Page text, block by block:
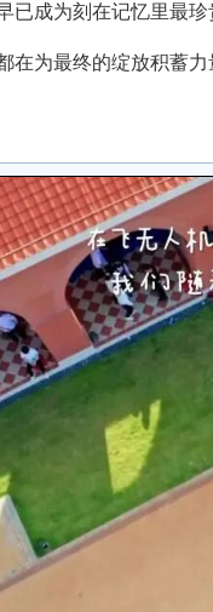
成为刻在记忆里最珍
在为最终的绽放积蓄